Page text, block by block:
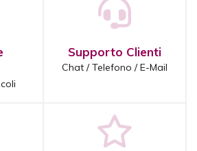
Supporto Clienti
Chat / Telefono / E-Mail